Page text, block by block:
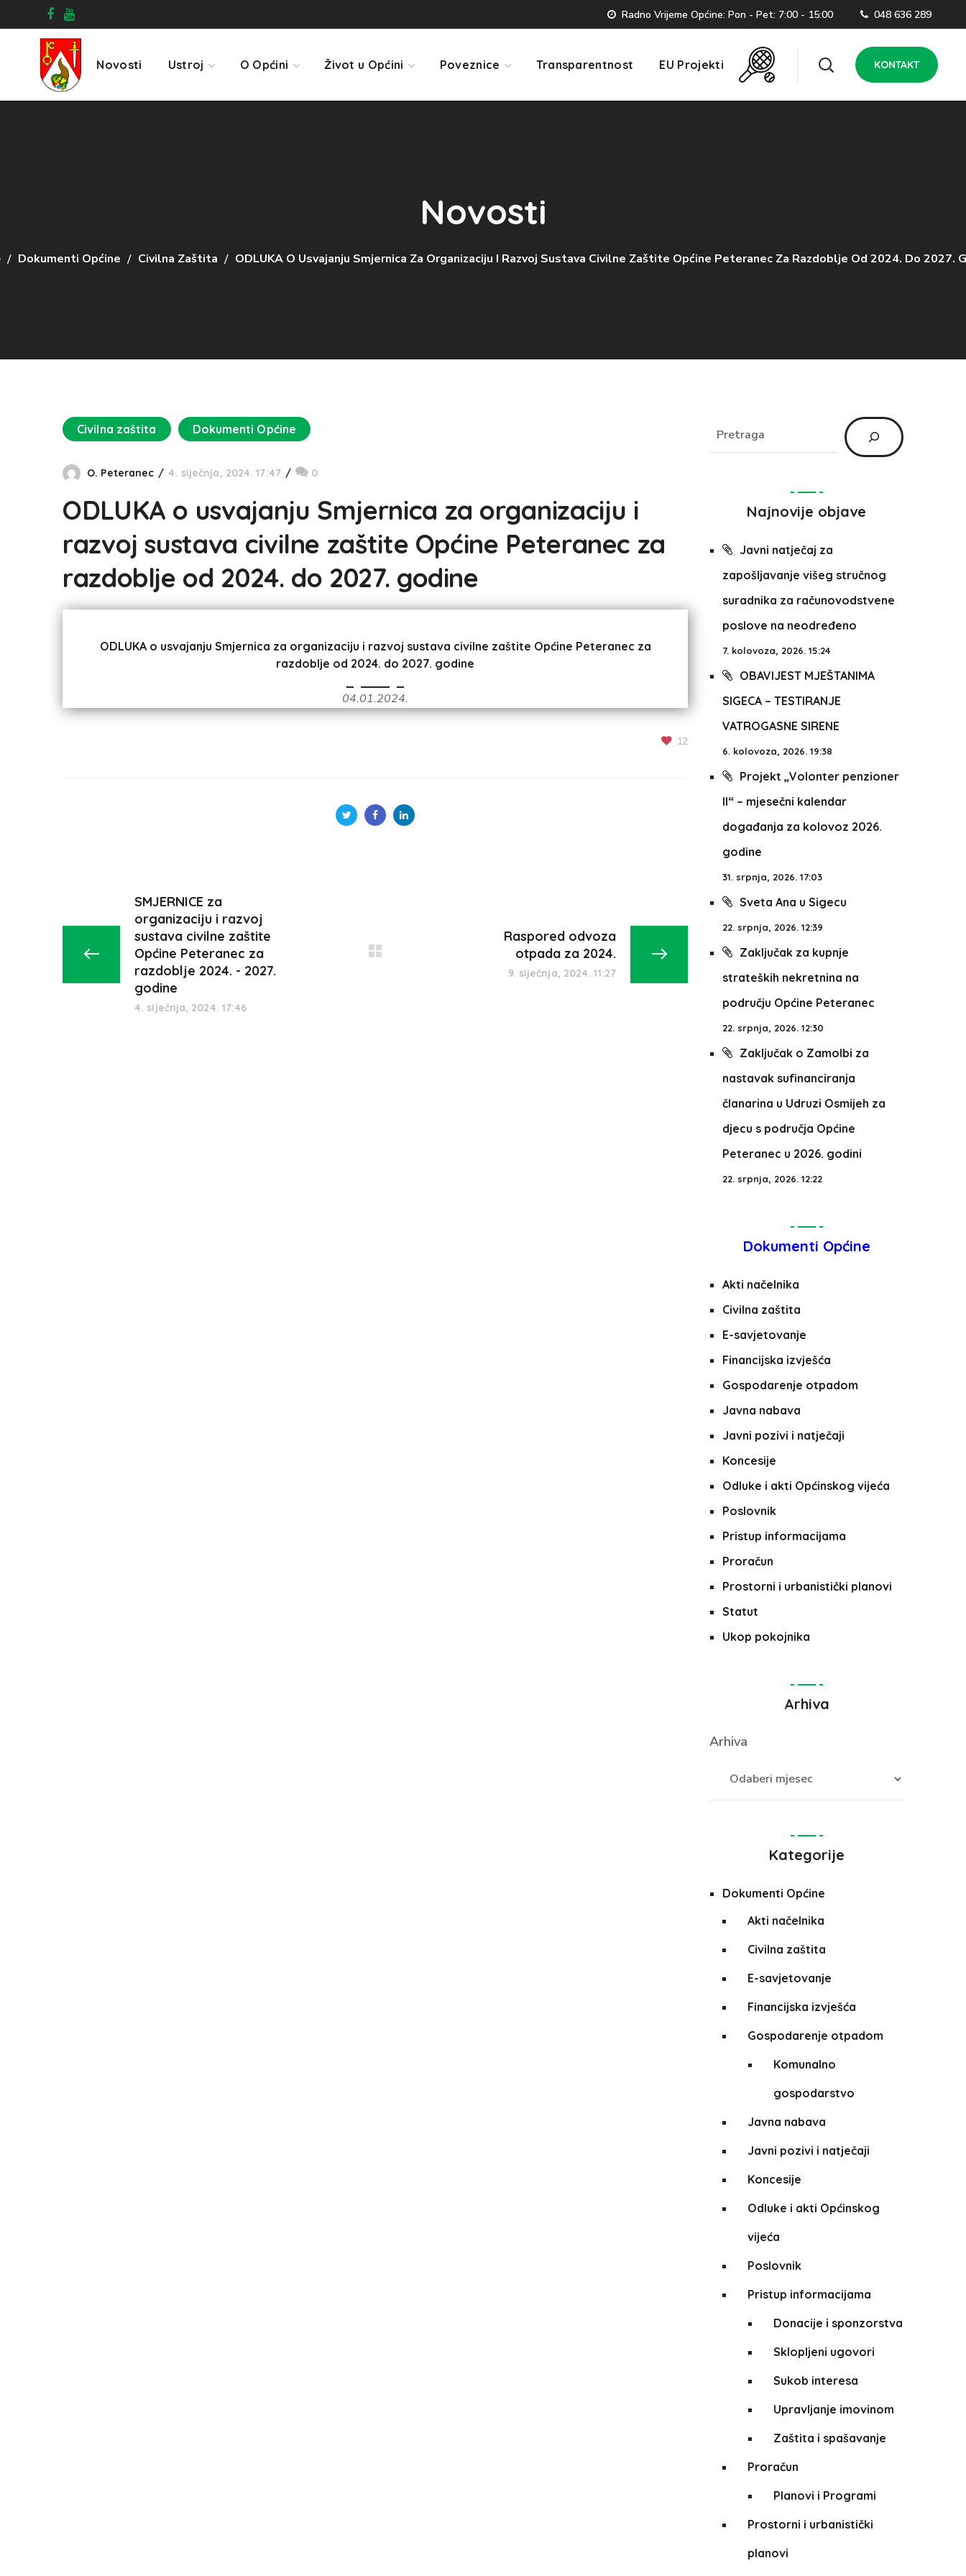
Radno Vrijeme Općine: Pon - Pet: 7:00 - 15:00 048 636 289
Novosti Ustroj O Općini Život u Općini Poveznice Transparentnost EU Projekti KONTAKT
Novosti
Dokumenti Općine Civilna Zaštita ODLUKA O Usvajanju Smjernica Za Organizaciju I Razvoj Sustava Civilne Zaštite Općine Peteranec Za Razdoblje Od 2024. Do 2027.
Civilna zaštita Dokumenti Općine
O. Peteranec 4. siječnja, 2024. 17:47 0
ODLUKA o usvajanju Smjernica za organizaciju i
razvoj sustava civilne zaštite Općine Peteranec za
razdoblje od 2024. do 2027. godine
ODLUKA o usvajanju Smjernica za organizaciju i razvoj sustava civilne zaštite Općine Peteranec za
razdoblje od 2024. do 2027. godine
04.01.2024.
12
SMJERNICE za
organizaciju i razvoj
sustava civilne zaštite
Općine Peteranec za
razdoblje 2024. - 2027.
godine
4. siječnja, 2024. 17:46
Raspored odvoza
otpada za 2024.
9. siječnja, 2024. 11:27
Najnovije objave
Javni natječaj za
zapošljavanje višeg stručnog
suradnika za računovodstvene
poslove na neodređeno
7. kolovoza, 2026. 15:24
OBAVIJEST MJEŠTANIMA
SIGECA – TESTIRANJE
VATROGASNE SIRENE
6. kolovoza, 2026. 19:38
Projekt „Volonter penzioner
II“ – mjesečni kalendar
događanja za kolovoz 2026.
godine
31. srpnja, 2026. 17:03
Sveta Ana u Sigecu
22. srpnja, 2026. 12:39
Zaključak za kupnje
strateških nekretnina na
području Općine Peteranec
22. srpnja, 2026. 12:30
Zaključak o Zamolbi za
nastavak sufinanciranja
članarina u Udruzi Osmijeh za
djecu s područja Općine
Peteranec u 2026. godini
22. srpnja, 2026. 12:22
Dokumenti Općine
Akti načelnika
Civilna zaštita
E-savjetovanje
Financijska izvješća
Gospodarenje otpadom
Javna nabava
Javni pozivi i natječaji
Koncesije
Odluke i akti Općinskog vijeća
Poslovnik
Pristup informacijama
Proračun
Prostorni i urbanistički planovi
Statut
Ukop pokojnika
Arhiva
Arhiva
Kategorije
Dokumenti Općine
Akti načelnika
Civilna zaštita
E-savjetovanje
Financijska izvješća
Gospodarenje otpadom
Komunalno
gospodarstvo
Javna nabava
Javni pozivi i natječaji
Koncesije
Odluke i akti Općinskog
vijeća
Poslovnik
Pristup informacijama
Donacije i sponzorstva
Sklopljeni ugovori
Sukob interesa
Upravljanje imovinom
Zaštita i spašavanje
Proračun
Planovi i Programi
Prostorni i urbanistički
planovi